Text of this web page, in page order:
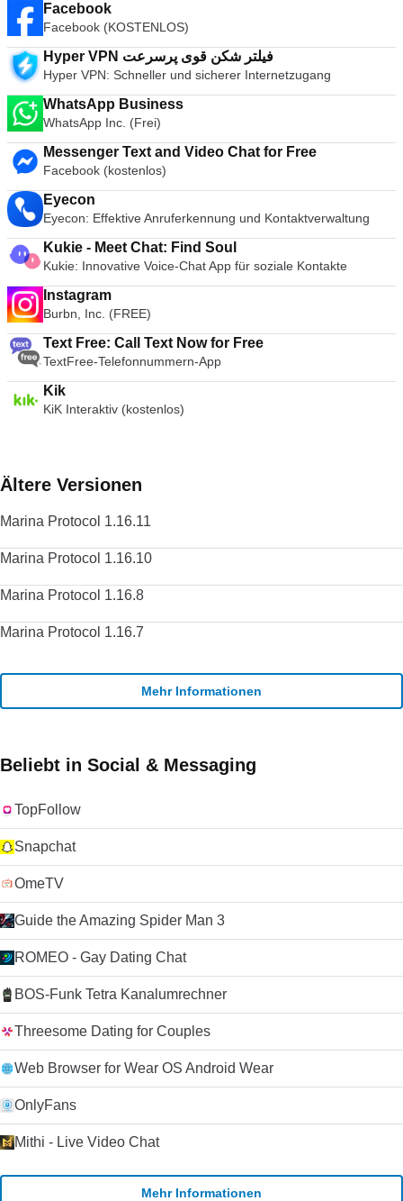
Facebook
Facebook (KOSTENLOS)
Hyper VPN فیلتر شکن قوی پرسرعت
Hyper VPN: Schneller und sicherer Internetzugang
WhatsApp Business
WhatsApp Inc. (Frei)
Messenger Text and Video Chat for Free
Facebook (kostenlos)
Eyecon
Eyecon: Effektive Anruferkennung und Kontaktverwaltung
Kukie - Meet Chat: Find Soul
Kukie: Innovative Voice-Chat App für soziale Kontakte
Instagram
Burbn, Inc. (FREE)
Text Free: Call Text Now for Free
TextFree-Telefonnummern-App
Kik
KiK Interaktiv (kostenlos)
Ältere Versionen
Marina Protocol 1.16.11
Marina Protocol 1.16.10
Marina Protocol 1.16.8
Marina Protocol 1.16.7
Mehr Informationen
Beliebt in Social & Messaging
TopFollow
Snapchat
OmeTV
Guide the Amazing Spider Man 3
ROMEO - Gay Dating Chat
BOS-Funk Tetra Kanalumrechner
Threesome Dating for Couples
Web Browser for Wear OS Android Wear
OnlyFans
Mithi - Live Video Chat
Mehr Informationen